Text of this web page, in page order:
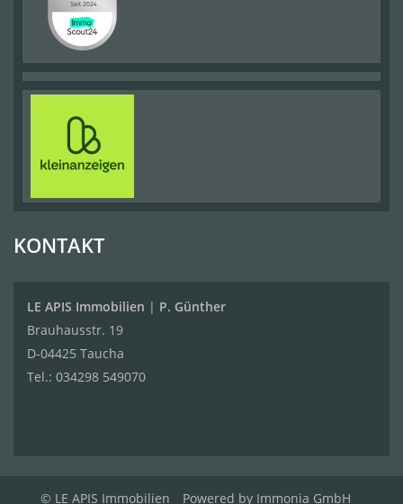
KONTAKT
LE APIS Immobilien | P. Günther
Brauhausstr. 19
D-04425 Taucha
Tel.: 034298 549070
© LE APIS Immobilien Powered by Immonia GmbH